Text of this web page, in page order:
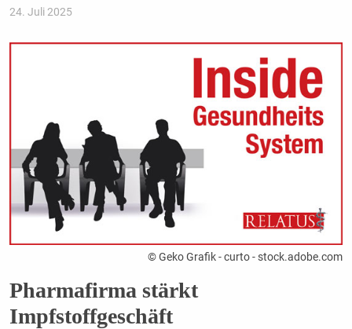
24. Juli 2025
© Geko Grafik - curto - stock.adobe.com
Pharmafirma stärkt
Impfstoffgeschäft